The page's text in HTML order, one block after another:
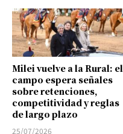
Milei vuelve a la Rural: el
campo espera señales
sobre retenciones,
competitividad y reglas
de largo plazo
25/07/2026